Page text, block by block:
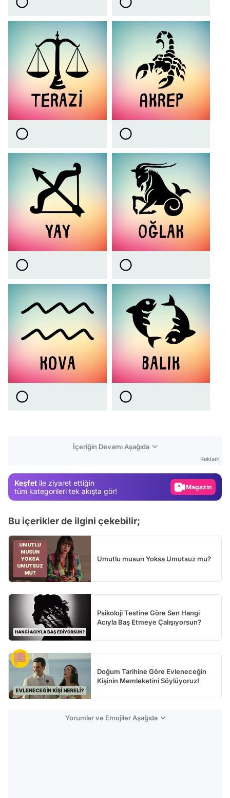
İçeriğin Devamı Aşağıda
Reklam
Keşfet ile ziyaret ettiğin
tüm kategorileri tek akışta gör!
Magazin
Bu içerikler de ilgini çekebilir;
Umutlu musun Yoksa Umutsuz mu?
Psikoloji Testine Göre Sen Hangi
Acıyla Baş Etmeye Çalışıyorsun?
Doğum Tarihine Göre Evleneceğin
Kişinin Memleketini Söylüyoruz!
Yorumlar ve Emojiler Aşağıda